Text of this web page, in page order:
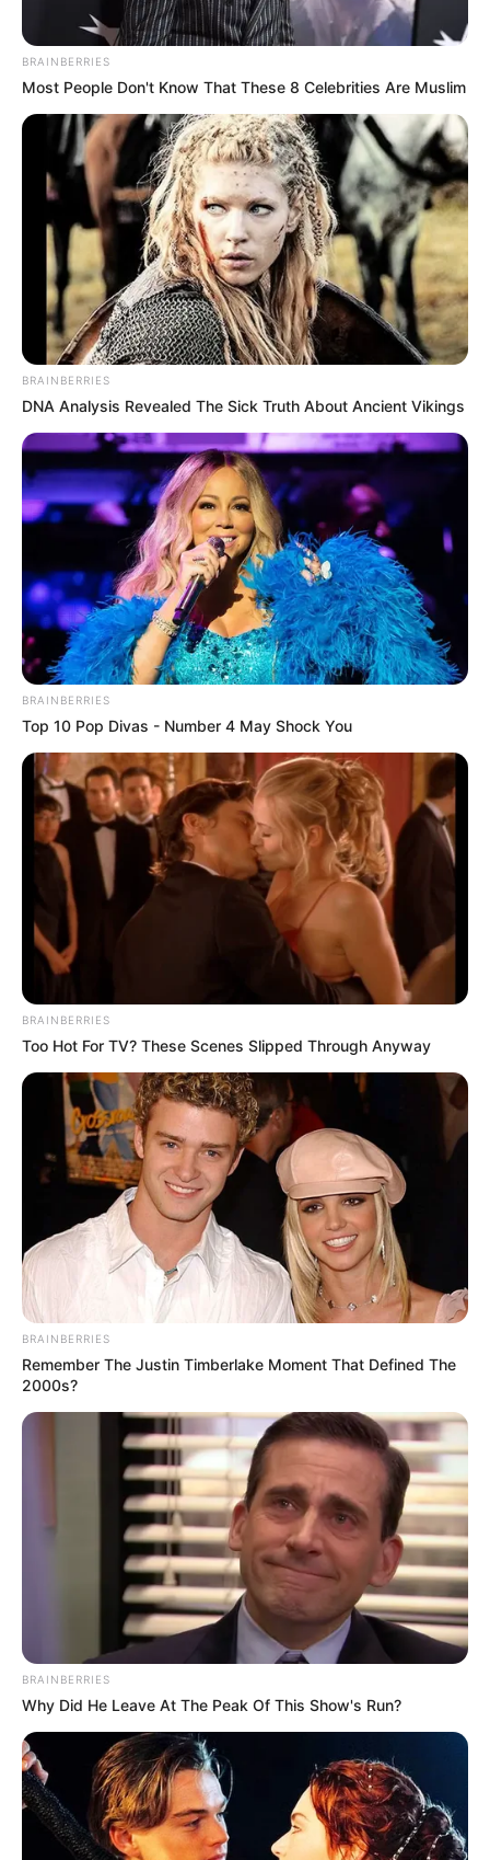
ดูดวง ความรัก ราศีเมษ (เกิดวันที่ 15 เม.ย. – 14 พ.ค.)
ประจำเดือน สิงหาคม 2556
ดูดวง ความรัก ราศีพฤษภ (เกิดวันที่ 15 พ.ค. – 14 มิ.ย.)
ประจำเดือน สิงหาคม 2556
ดูดวง ความรัก ราศีเมถุน (เกิดวันที่ 15 มิ.ย. – 15 ก.ค.)
ประจำเดือน สิงหาคม 2556
ดูดวง ความรัก ราศีกรกฎ (เกิดวันที่ 16 ก.ค. – 16 ส.ค.)
ประจำเดือน สิงหาคม 2556
ดูดวง ความรัก ราศีสิงห์ (เกิดวันที่ 17 ส.ค. – 15 ก.ย.)
ประจำเดือน สิงหาคม 2556
BRAINBERRIES
Most People Don't Know That These 8 Celebrities Are Muslim
BRAINBERRIES
DNA Analysis Revealed The Sick Truth About Ancient Vikings
BRAINBERRIES
Top 10 Pop Divas - Number 4 May Shock You
BRAINBERRIES
Too Hot For TV? These Scenes Slipped Through Anyway
BRAINBERRIES
Remember The Justin Timberlake Moment That Defined The
2000s?
BRAINBERRIES
Why Did He Leave At The Peak Of This Show's Run?